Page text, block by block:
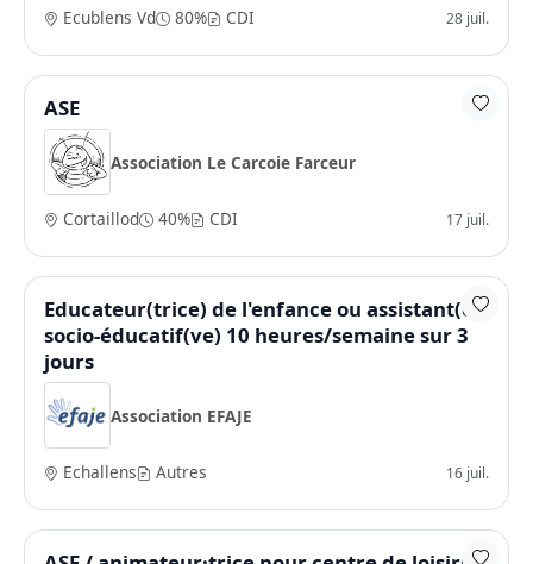
Ecublens Vd 80% CDI 28 juil.
ASE
Association Le Carcoie Farceur
Cortaillod 40% CDI 17 juil.
Educateur(trice) de l'enfance ou assistant(e)
socio-éducatif(ve) 10 heures/semaine sur 3
jours
Association EFAJE
Echallens Autres 16 juil.